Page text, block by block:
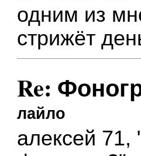
одним из
стрижёт
Re:
лайло
алексей 71,